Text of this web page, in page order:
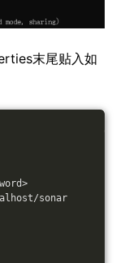
末尾贴入如
sonar